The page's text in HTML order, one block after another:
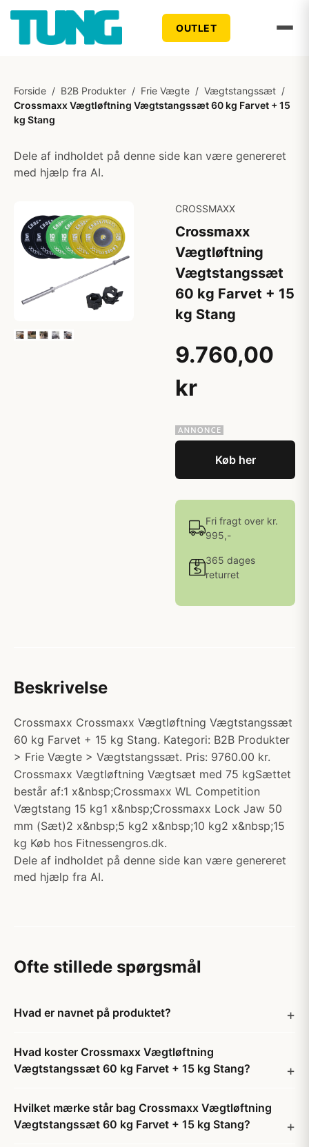
OUTLET
Forside / B2B Produkter / Frie Vægte / Vægtstangssæt /
Crossmaxx Vægtløftning Vægtstangssæt 60 kg Farvet + 15
kg Stang
Dele af indholdet på denne side kan være genereret
med hjælp fra AI.
CROSSMAXX
Crossmaxx
Vægtløftning
Vægtstangssæt
60 kg Farvet + 15
kg Stang
9.760,00
kr
Køb her
Fri fragt over kr.
995,-
365 dages
returret
Beskrivelse
Crossmaxx Crossmaxx Vægtløftning Vægtstangssæt
60 kg Farvet + 15 kg Stang. Kategori: B2B Produkter
> Frie Vægte > Vægtstangssæt. Pris: 9760.00 kr.
Crossmaxx Vægtløftning Vægtsæt med 75 kgSættet
består af:1 x&nbsp;Crossmaxx WL Competition
Vægtstang 15 kg1 x&nbsp;Crossmaxx Lock Jaw 50
mm (Sæt)2 x&nbsp;5 kg2 x&nbsp;10 kg2 x&nbsp;15
kg Køb hos Fitnessengros.dk.
Dele af indholdet på denne side kan være genereret
med hjælp fra AI.
Ofte stillede spørgsmål
Hvad er navnet på produktet?
Hvad koster Crossmaxx Vægtløftning
Vægtstangssæt 60 kg Farvet + 15 kg Stang?
Hvilket mærke står bag Crossmaxx Vægtløftning
Vægtstangssæt 60 kg Farvet + 15 kg Stang?